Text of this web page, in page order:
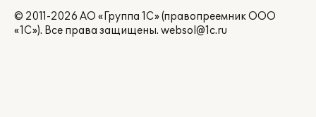
© 2011-2026 АО «Группа 1С» (правопреемник ООО
«1С»). Все права защищены. websol@1c.ru